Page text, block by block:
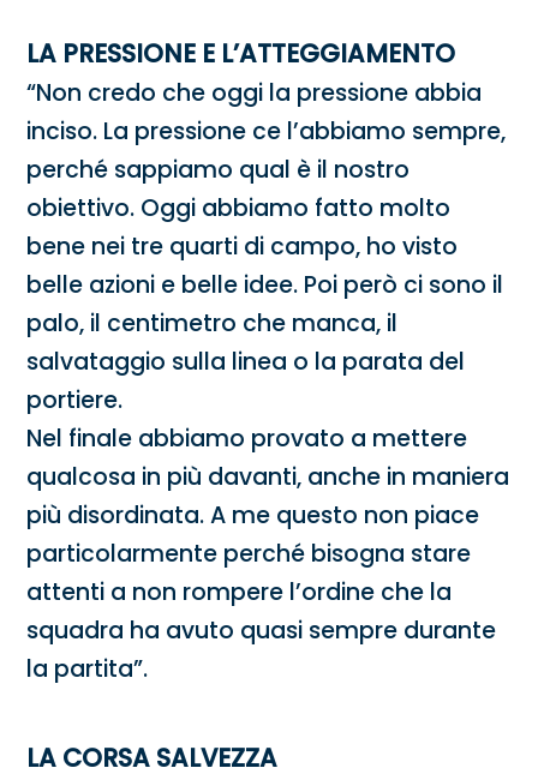
LA PRESSIONE E L’ATTEGGIAMENTO
“Non credo che oggi la pressione abbia
inciso. La pressione ce l’abbiamo sempre,
perché sappiamo qual è il nostro
obiettivo. Oggi abbiamo fatto molto
bene nei tre quarti di campo, ho visto
belle azioni e belle idee. Poi però ci sono il
palo, il centimetro che manca, il
salvataggio sulla linea o la parata del
portiere.
Nel finale abbiamo provato a mettere
qualcosa in più davanti, anche in maniera
più disordinata. A me questo non piace
particolarmente perché bisogna stare
attenti a non rompere l’ordine che la
squadra ha avuto quasi sempre durante
la partita”.
LA CORSA SALVEZZA